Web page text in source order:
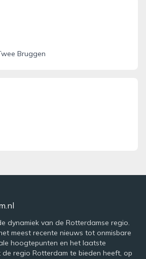
Bruggen
dynamiek van de Rotterdamse regio.
meest recente nieuws tot onmisbare
hoogtepunten en het laatste
regio Rotterdam te bieden heeft, op